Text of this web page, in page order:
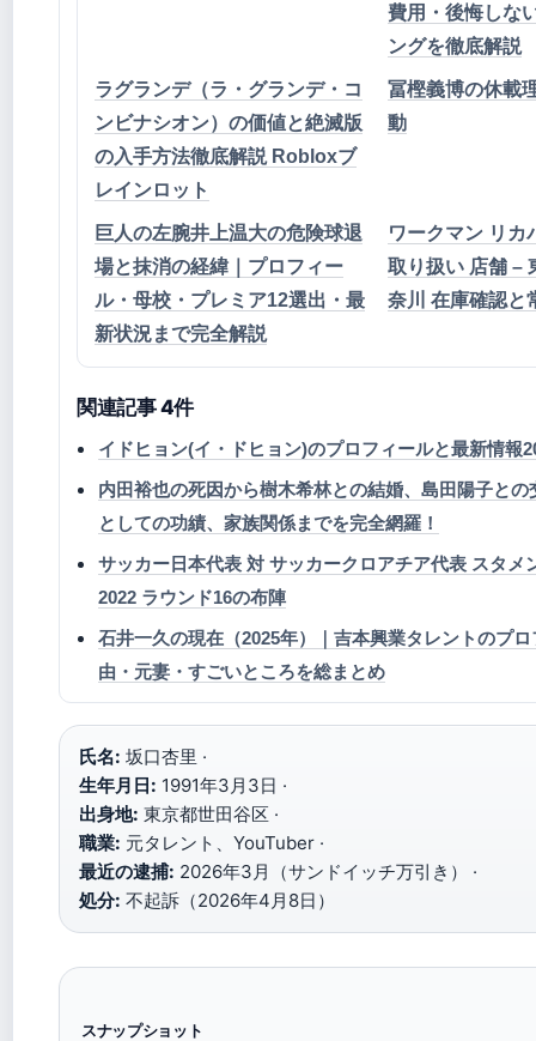
費用・後悔しな
ングを徹底解説
ラグランデ（ラ・グランデ・コ
ンビナシオン）の価値と絶滅版
の入手方法徹底解説 Robloxブ
レインロット
冨樫義博の休載
動
巨人の左腕井上温大の危険球退
場と抹消の経緯｜プロフィー
ル・母校・プレミア12選出・最
新状況まで完全解説
ワークマン リカ
取り扱い 店舗 –
奈川 在庫確認と
関連記事 4件
イドヒョン(イ・ドヒョン)のプロフィールと最新情報
内田裕也の死因から樹木希林との結婚、島田陽子との
としての功績、家族関係までを完全網羅！
サッカー日本代表 対 サッカークロアチア代表 スタメ
2022 ラウンド16の布陣
石井一久の現在（2025年）｜吉本興業タレントのプ
由・元妻・すごいところを総まとめ
氏名: 坂口杏里 ·
生年月日: 1991年3月3日 ·
出身地: 東京都世田谷区 ·
職業: 元タレント、YouTuber ·
最近の逮捕: 2026年3月（サンドイッチ万引き） ·
処分: 不起訴（2026年4月8日）
スナップショット